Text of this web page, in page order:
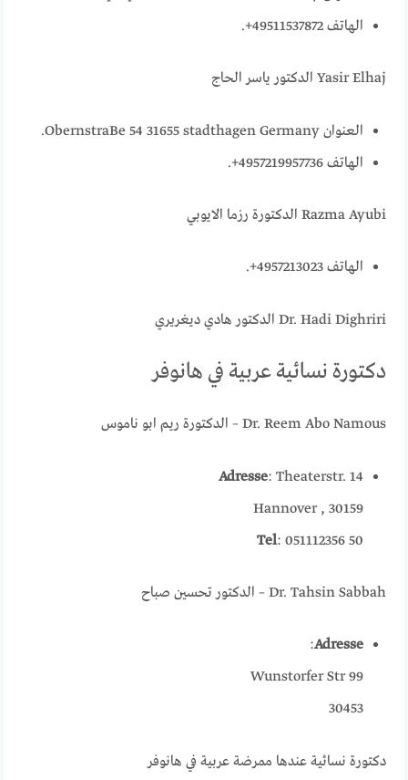
الهاتف 49511537872+.
Yasir Elhaj الدكتور ياسر الحاج
العنوان ObernstraBe 54 31655 stadthagen Germany.
الهاتف 4957219957736+.
Razma Ayubi الدكتورة رزما الايوبي
الهاتف 4957213023+.
Dr. Hadi Dighriri الدكتور هادي ديغريري
دكتورة نسائية عربية في هانوفر
Dr. Reem Abo Namous – الدكتورة ريم ابو ناموس
Adresse: Theaterstr. 14
30159 , Hannover
Tel: 051112356 50
Dr. Tahsin Sabbah – الدكتور تحسين صباح
Adresse
:
Wunstorfer Str 99
30453
دكتورة نسائية عندها ممرضة عربية في هانوفر